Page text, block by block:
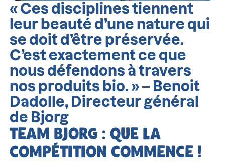
« Ces disciplines tiennent
leur beauté d’une nature qui
se doit d’être préservée.
C’est exactement ce que
nous défendons à travers
nos produits bio. » – Benoit
Dadolle, Directeur général
de Bjorg
TEAM BJORG : QUE LA
COMPÉTITION COMMENCE !